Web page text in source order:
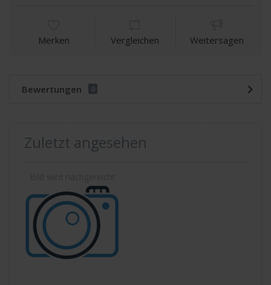
Merken Vergleichen Weitersagen
Bewertungen 0
Zuletzt angesehen